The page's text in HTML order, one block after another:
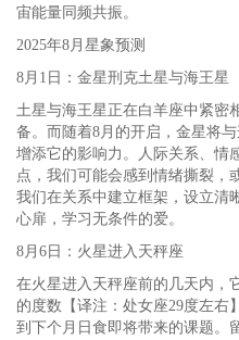
宙能量同频共振。
2025年8月星象预测
8月1日：金星刑克土星与海王星
土星与海王星正在白羊座中紧密
备。而随着8月的开启，金星将
增添它的影响力。人际关系、情
点，我们可能会感到情绪撕裂，
我们在关系中建立框架，设立清
心扉，学习无条件的爱。
8月6日：火星进入天秤座
在火星进入天秤座前的几天内，
的度数【译注：处女座29度左右
到下个月日食即将带来的课题。